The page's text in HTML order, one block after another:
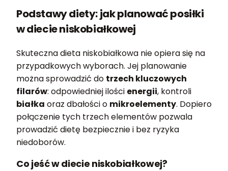
Podstawy diety: jak planować posiłki
w diecie niskobiałkowej
Skuteczna dieta niskobiałkowa nie opiera się na
przypadkowych wyborach. Jej planowanie
można sprowadzić do trzech kluczowych
filarów: odpowiedniej ilości energii, kontroli
białka oraz dbałości o mikroelementy. Dopiero
połączenie tych trzech elementów pozwala
prowadzić dietę bezpiecznie i bez ryzyka
niedoborów.
Co jeść w diecie niskobiałkowej?